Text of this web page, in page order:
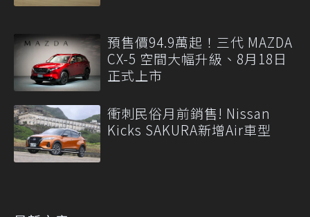
預售價94.9萬起！三代 MAZDA
CX-5 空間大幅升級、8月18日
正式上市
衝刺民俗月前銷售! Nissan
Kicks SAKURA新增Air車型